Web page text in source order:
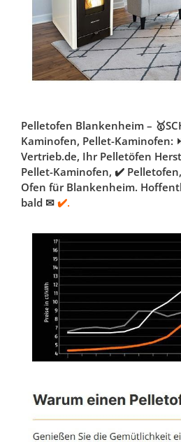
Pelletofen Blankenheim –
Kaminofen, Pellet-Kaminofen:
Vertrieb.de, Ihr Pelletöfen
Pellet-Kaminofen, ✔️
Ofen für Blankenheim.
bald ✉ ✔️.